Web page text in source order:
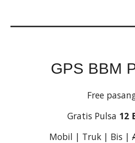
GPS BBM
Free
Gratis Pulsa 12
Mobil | Truk | Bis |